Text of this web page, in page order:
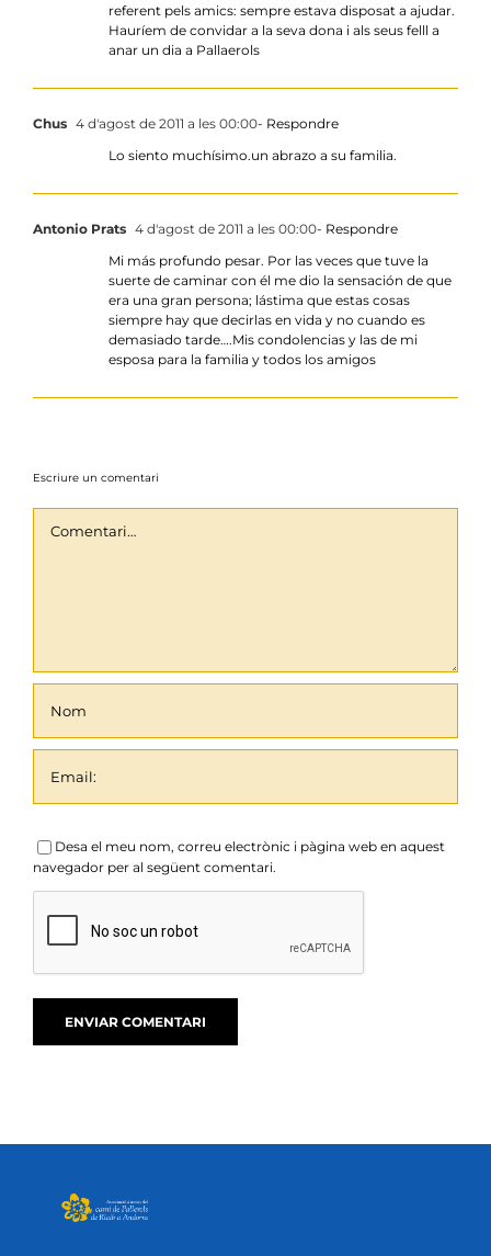
referent pels amics: sempre estava disposat a ajudar.
Hauríem de convidar a la seva dona i als seus felll a
anar un dia a Pallaerols
Chus 4 d'agost de 2011 a les 00:00- Respondre
Lo siento muchísimo.un abrazo a su familia.
Antonio Prats 4 d'agost de 2011 a les 00:00- Respondre
Mi más profundo pesar. Por las veces que tuve la
suerte de caminar con él me dio la sensación de que
era una gran persona; lástima que estas cosas
siempre hay que decirlas en vida y no cuando es
demasiado tarde….Mis condolencias y las de mi
esposa para la familia y todos los amigos
Escriure un comentari
Desa el meu nom, correu electrònic i pàgina web en aquest
navegador per al següent comentari.